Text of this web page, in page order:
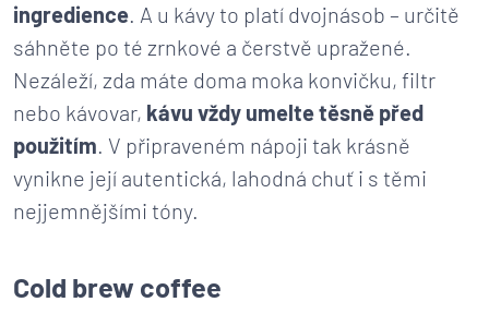
ingredience. A u kávy to platí dvojnásob – určitě
sáhněte po té zrnkové a čerstvě upražené.
Nezáleží, zda máte doma moka konvičku, filtr
nebo kávovar, kávu vždy umelte těsně před
použitím. V připraveném nápoji tak krásně
vynikne její autentická, lahodná chuť i s těmi
nejjemnějšími tóny.
Cold brew coffee